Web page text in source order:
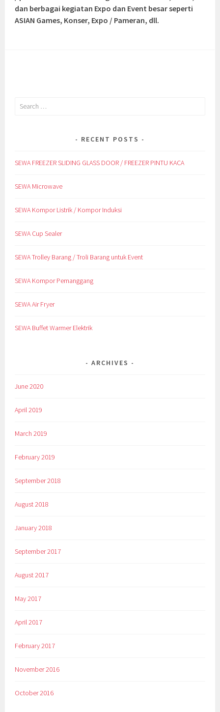
dan berbagai kegiatan Expo dan Event besar seperti
ASIAN Games, Konser, Expo / Pameran, dll.
Search
RECENT POSTS
SEWA FREEZER SLIDING GLASS DOOR / FREEZER PINTU KACA
SEWA Microwave
SEWA Kompor Listrik / Kompor Induksi
SEWA Cup Sealer
SEWA Trolley Barang / Troli Barang untuk Event
SEWA Kompor Pemanggang
SEWA Air Fryer
SEWA Buffet Warmer Elektrik
ARCHIVES
June 2020
April 2019
March 2019
February 2019
September 2018
August 2018
January 2018
September 2017
August 2017
May 2017
April 2017
February 2017
November 2016
October 2016